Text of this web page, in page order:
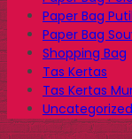
Paper Bag
Paper Bag
Shopping Bag
Tas Kertas
Tas Kertas
Uncategorized